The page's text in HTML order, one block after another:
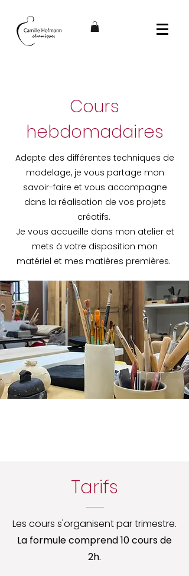
Cours
hebdomadaires
Adepte des différentes techniques de
modelage, je vous partage mon
savoir-faire et vous accompagne
dans la réalisation de vos projets
créatifs.
Je vous accueille dans mon atelier et
mets à votre disposition mon
matériel et mes matières premières.
Tarifs
Les cours s'organisent par trimestre.
La formule comprend 10 cours de
2h.